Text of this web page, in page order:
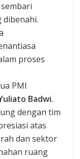
dibenahi.
proses
PMI
Badwi.
dengan tim
atas
dan sektor
ruang